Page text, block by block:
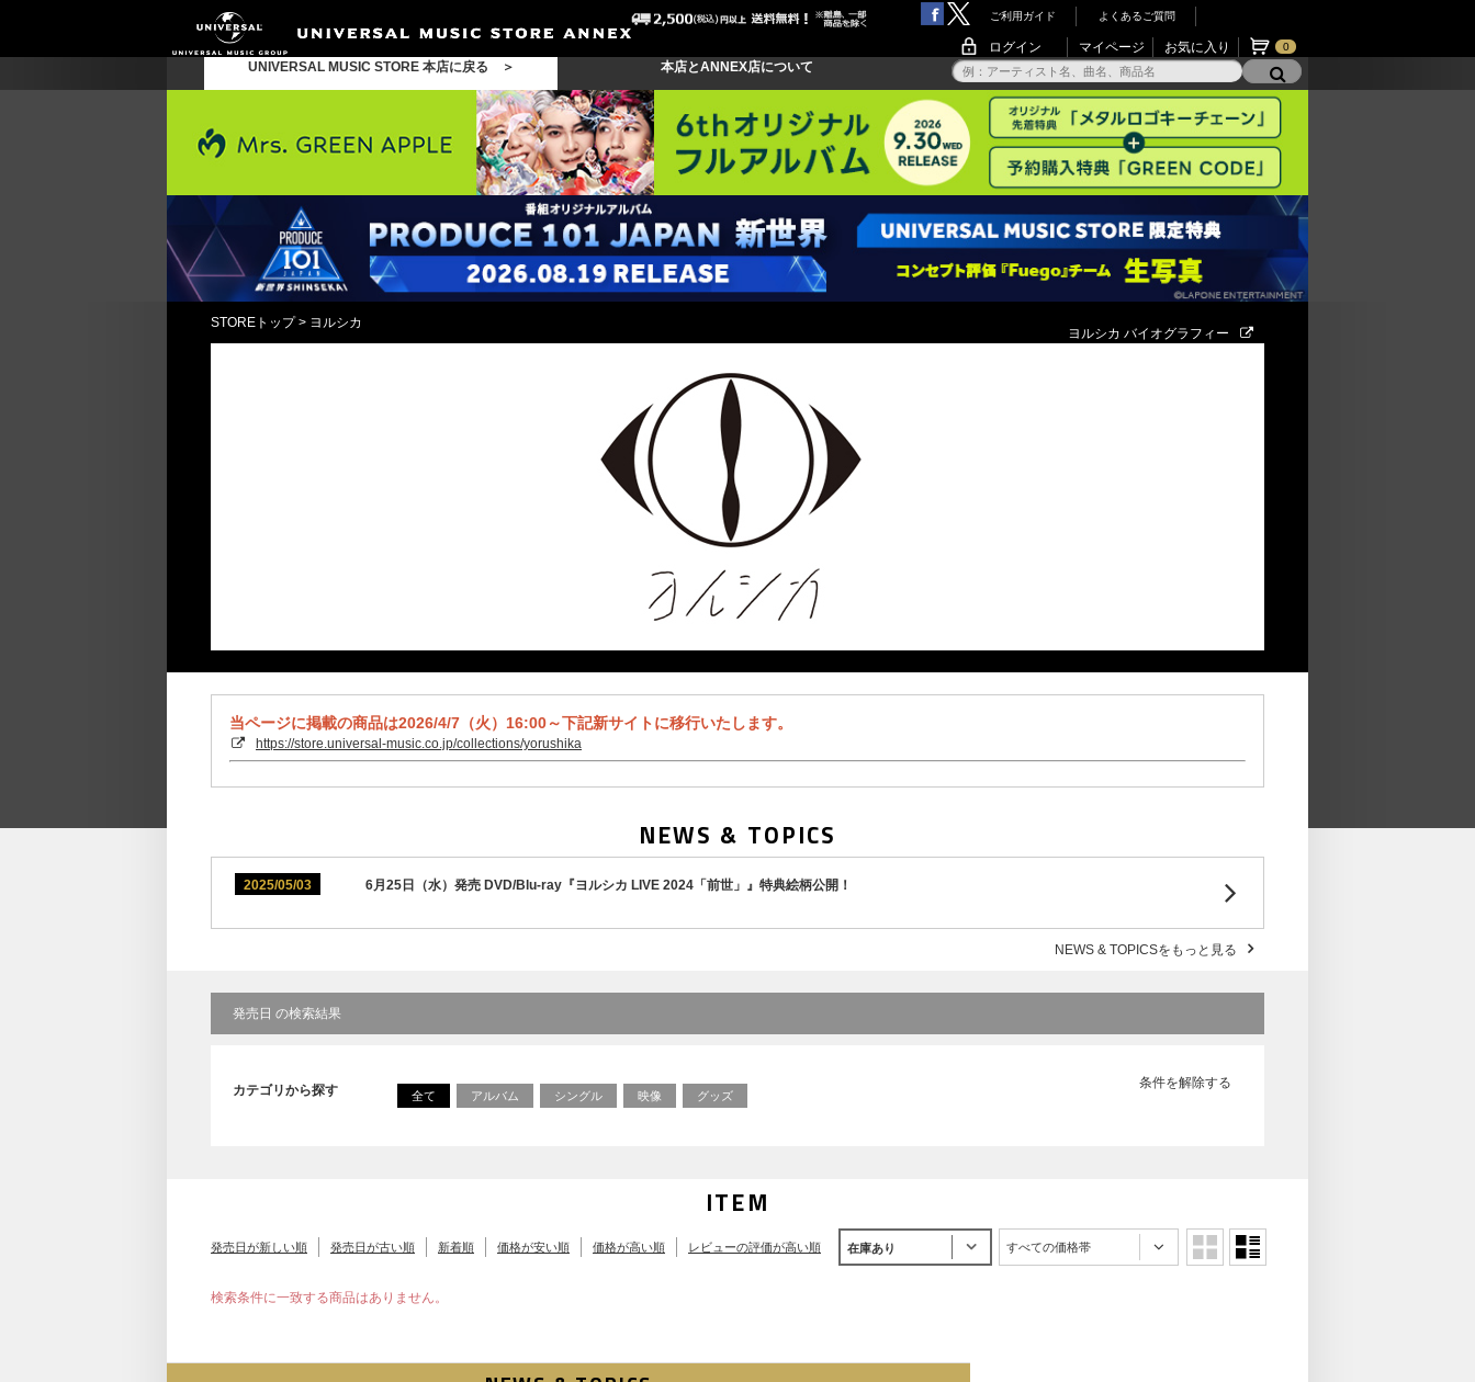
ご利用ガイド よくあるご質問
ログイン マイページ お気に入り 0
UNIVERSAL MUSIC STORE 本店に戻る ＞ 本店とANNEX店について
STOREトップ> ヨルシカ
ヨルシカ バイオグラフィー
当ページに掲載の商品は2026/4/7（火）16:00～下記新サイトに移行いたします。
https://store.universal-music.co.jp/collections/yorushika
NEWS & TOPICS
2025/05/03 6月25日（水）発売 DVD/Blu-ray『ヨルシカ LIVE 2024「前世」』特典絵柄公開！
NEWS & TOPICSをもっと見る
発売日 の検索結果
条件を解除する
カテゴリから探す 全て アルバム シングル 映像 グッズ
ITEM
発売日が新しい順 発売日が古い順 新着順 価格が安い順 価格が高い順 レビューの評価が高い順 在庫あり すべての価格帯
検索条件に一致する商品はありません。